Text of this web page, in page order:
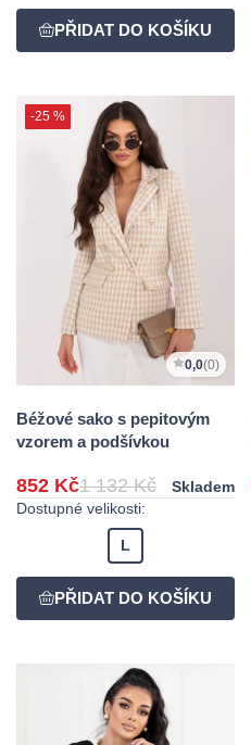
-25 %
0,0(0)
Béžové sako s pepitovým
vzorem a podšívkou
852 Kč1 132 Kč
Skladem
Dostupné velikosti:
L